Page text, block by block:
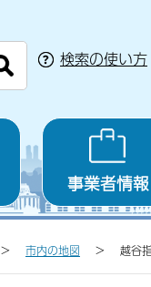
検索の使い方
事業者情報
市内の地図 越谷